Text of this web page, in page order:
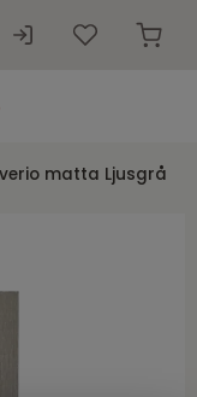
matta Ljusgrå